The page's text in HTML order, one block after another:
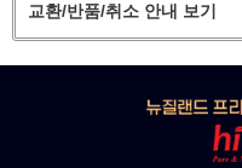
교환/반품/취소 안내 보기